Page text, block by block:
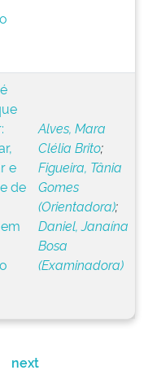
e
de
Alves, Mara
Clélia Brito;
Figueira, Tânia
Gomes
(Orientadora);
Daniel, Janaína
Bosa
(Examinadora)
next